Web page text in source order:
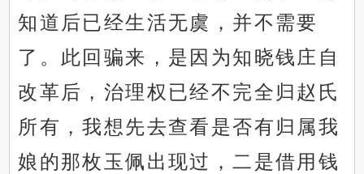
知道后已经生活无虞，并不需要
了。此回骗来，是因为知晓钱庄自
改革后，治理权已经不完全归赵氏
所有，我想先去查看是否有归属我
娘的那枚玉佩出现过，二是借用钱